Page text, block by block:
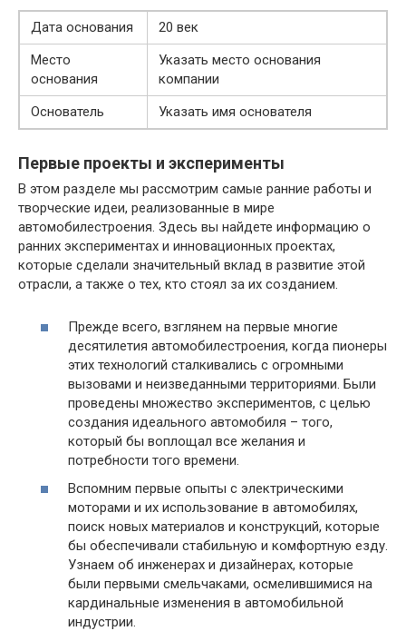
Дата основания
20 век
Место
основания
Указать место основания
компании
Основатель
Указать имя основателя
Первые проекты и эксперименты
В этом разделе мы рассмотрим самые ранние работы и
творческие идеи, реализованные в мире
автомобилестроения. Здесь вы найдете информацию о
ранних экспериментах и инновационных проектах,
которые сделали значительный вклад в развитие этой
отрасли, а также о тех, кто стоял за их созданием.
Прежде всего, взглянем на первые многие
десятилетия автомобилестроения, когда пионеры
этих технологий сталкивались с огромными
вызовами и неизведанными территориями. Были
проведены множество экспериментов, с целью
создания идеального автомобиля – того,
который бы воплощал все желания и
потребности того времени.
Вспомним первые опыты с электрическими
моторами и их использование в автомобилях,
поиск новых материалов и конструкций, которые
бы обеспечивали стабильную и комфортную езду.
Узнаем об инженерах и дизайнерах, которые
были первыми смельчаками, осмелившимися на
кардинальные изменения в автомобильной
индустрии.